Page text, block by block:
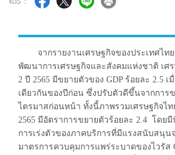
จากรายงานเศรษฐกิจของประเทศไทย
พัฒนาการเศรษฐกิจและสังคมแห่งชาติ เศ
2 ปี 2565 มีขยายตัวของ GDP ร้อยละ 2.5 เ
เดียวกันของปีก่อน ซึ่งปรับตัวดีขึ้นจากการ
ไตรมาสก่อนหน้า ทั้งนี้ภาพรวมเศรษฐกิจไท
2565 มีอัตราการขยายตัวร้อยละ 2.4 โดย
การเร่งตัวของภาคบริการที่มีแรงสนับสนุน
มาตรการควบคุมการแพร่ระบาดของไวรัส